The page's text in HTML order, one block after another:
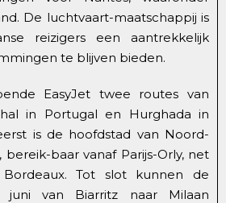
De luchtvaart-maatschappij is
reizigers een aantrekkelijk
te blijven bieden.
EasyJet twee routes van
in Portugal en Hurghada in
is de hoofdstad van Noord-
bereik-baar vanaf Parijs-Orly, net
Tot slot kunnen de
juni van Biarritz naar Milaan